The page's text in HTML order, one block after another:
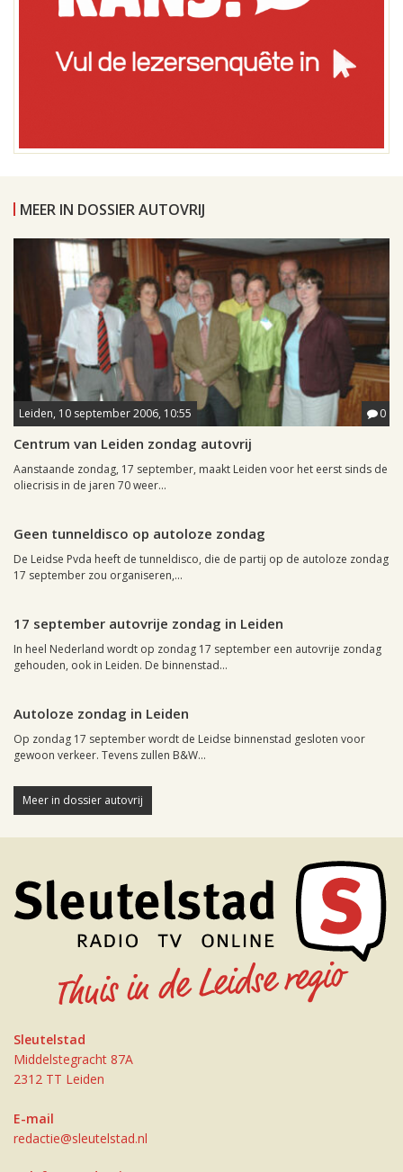
MEER IN DOSSIER AUTOVRIJ
Leiden, 10 september 2006, 10:55 0
Centrum van Leiden zondag autovrij
Aanstaande zondag, 17 september, maakt Leiden voor het eerst sinds de
oliecrisis in de jaren 70 weer...
Geen tunneldisco op autoloze zondag
De Leidse Pvda heeft de tunneldisco, die de partij op de autoloze zondag
17 september zou organiseren,...
17 september autovrije zondag in Leiden
In heel Nederland wordt op zondag 17 september een autovrije zondag
gehouden, ook in Leiden. De binnenstad...
Autoloze zondag in Leiden
Op zondag 17 september wordt de Leidse binnenstad gesloten voor
gewoon verkeer. Tevens zullen B&W...
Meer in dossier autovrij
Sleutelstad
Middelstegracht 87A
2312 TT Leiden
E-mail
redactie@sleutelstad.nl